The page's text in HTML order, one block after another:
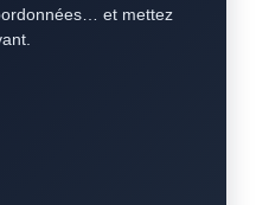
et mettez